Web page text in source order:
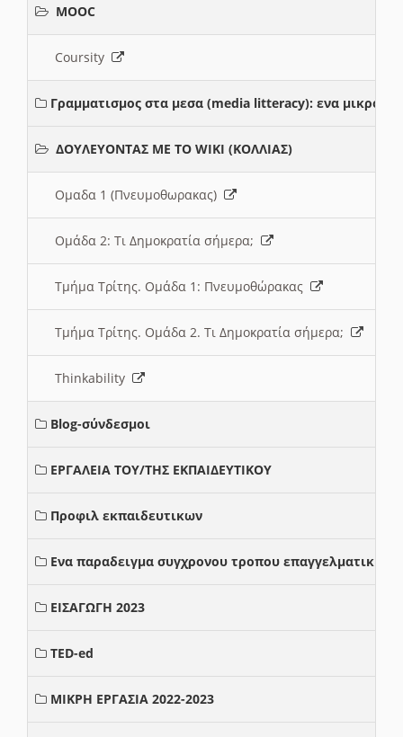
MOOC
Coursity
Γραμματισμος στα μεσα (media litteracy): ενα μικρο
ΔΟΥΛΕΥΟΝΤΑΣ ΜΕ ΤΟ WIKI (ΚΟΛΛΙΑΣ)
Ομαδα 1 (Πνευμοθωρακας)
Ομάδα 2: Τι Δημοκρατία σήμερα;
Τμήμα Τρίτης. Ομάδα 1: Πνευμοθώρακας
Τμήμα Τρίτης. Ομάδα 2. Τι Δημοκρατία σήμερα;
Thinkability
Blog-σύνδεσμοι
ΕΡΓΑΛΕΙΑ ΤΟΥ/ΤΗΣ ΕΚΠΑΙΔΕΥΤΙΚΟΥ
Προφιλ εκπαιδευτικων
Ενα παραδειγμα συγχρονου τροπου επαγγελματικης
ΕΙΣΑΓΩΓΗ 2023
TED-ed
ΜΙΚΡΗ ΕΡΓΑΣΙΑ 2022-2023